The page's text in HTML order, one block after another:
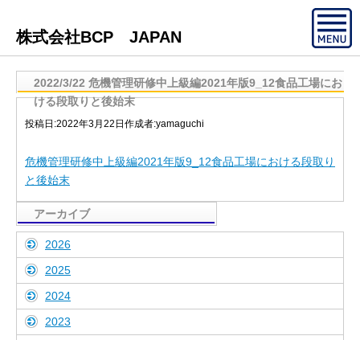
株式会社BCP JAPAN
2022/3/22 危機管理研修中上級編2021年版9_12食品工場にお
ける段取りと後始末
投稿日:2022年3月22日 作成者:yamaguchi
危機管理研修中上級編2021年版9_12食品工場における段取り
と後始末
アーカイブ
2026
2025
2024
2023